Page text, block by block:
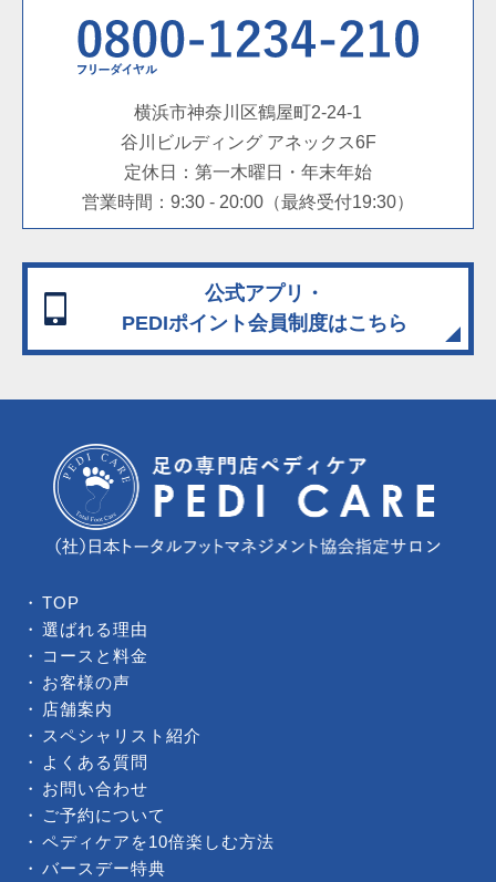
横浜市神奈川区鶴屋町2-24-1
谷川ビルディング アネックス6F
定休日：第一木曜日・年末年始
営業時間：9:30 - 20:00（最終受付19:30）
公式アプリ・
PEDIポイント会員制度はこちら
TOP
選ばれる理由
コースと料金
お客様の声
店舗案内
スペシャリスト紹介
よくある質問
お問い合わせ
ご予約について
ペディケアを10倍楽しむ方法
バースデー特典